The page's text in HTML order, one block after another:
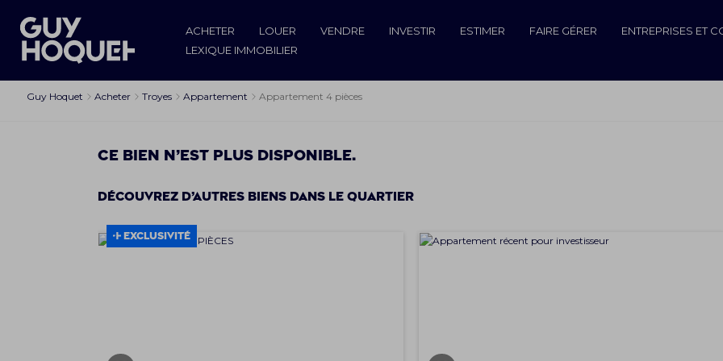
ACHETER LOUER VENDRE INVESTIR ESTIMER FAIRE GÉRER
ENTREPRISES ET
LEXIQUE IMMOBILIER
Guy Hoquet Acheter Troyes Appartement Appartement 4 pièces
Ce bien n’est plus disponible.
Découvrez d’autres biens dans le quartier
EXCLUSIVITÉ